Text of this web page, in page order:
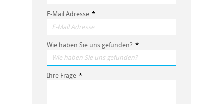
E-Mail Adresse *
Wie haben Sie uns gefunden? *
Ihre Frage *